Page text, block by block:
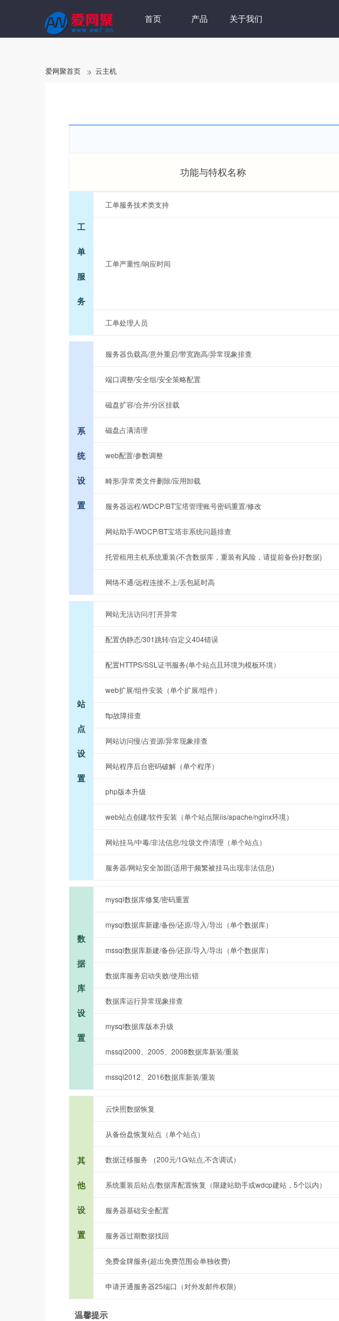
首页 产品 关于我们
爱网聚首页 云主机
功能与特权名称
工
单
服
务
工单服务技术类支持
工单严重性/响应时间
工单处理人员
系
统
设
置
服务器负载高/意外重启/带宽跑高/异常现象排查
端口调整/安全组/安全策略配置
磁盘扩容/合并/分区挂载
磁盘占满清理
web配置/参数调整
畸形/异常类文件删除/应用卸载
服务器远程/WDCP/BT宝塔管理账号密码重置/修改
网站助手/WDCP/BT宝塔非系统问题排查
托管租用主机系统重装(不含数据库，重装有风险，请提前备份好数据)
网络不通/远程连接不上/丢包延时高
站
点
设
置
网站无法访问/打开异常
配置伪静态/301跳转/自定义404错误
配置HTTPS/SSL证书服务(单个站点且环境为模板环境）
web扩展/组件安装（单个扩展/组件）
ftp故障排查
网站访问慢/占资源/异常现象排查
网站程序后台密码破解（单个程序）
php版本升级
web站点创建/软件安装（单个站点限iis/apache/nginx环境）
网站挂马/中毒/非法信息/垃圾文件清理（单个站点）
服务器/网站安全加固(适用于频繁被挂马出现非法信息)
数
据
库
设
置
mysql数据库修复/密码重置
mysql数据库新建/备份/还原/导入/导出（单个数据库）
mssql数据库新建/备份/还原/导入/导出（单个数据库）
数据库服务启动失败/使用出错
数据库运行异常现象排查
mysql数据库版本升级
mssql2000、2005、2008数据库新装/重装
mssql2012、2016数据库新装/重装
其
他
设
置
云快照数据恢复
从备份盘恢复站点（单个站点）
数据迁移服务 （200元/1G/站点,不含调试）
系统重装后站点/数据库配置恢复（限建站助手或wdcp建站，5个以内）
服务器基础安全配置
服务器过期数据找回
免费金牌服务(超出免费范围会单独收费)
申请开通服务器25端口（对外发邮件权限)
温馨提示